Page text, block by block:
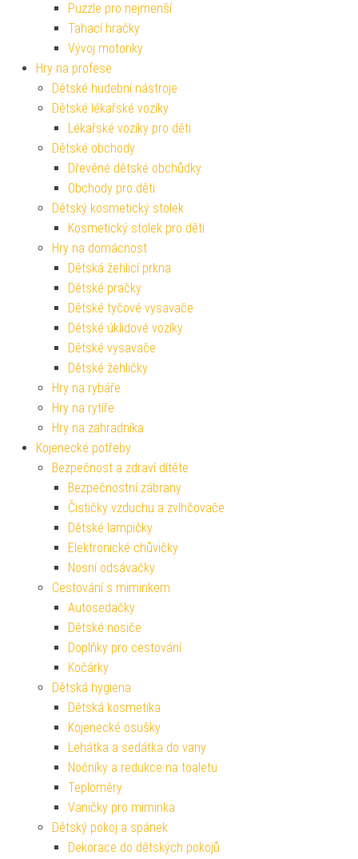
Puzzle pro nejmenší
Tahací hračky
Vývoj motoriky
Hry na profese
Dětské hudební nástroje
Dětské lékařské vozíky
Lékařské vozíky pro děti
Dětské obchody
Dřevěné dětské obchůdky
Obchody pro děti
Dětský kosmetický stolek
Kosmetický stolek pro děti
Hry na domácnost
Dětská žehlicí prkna
Dětské pračky
Dětské tyčové vysavače
Dětské úklidové vozíky
Dětské vysavače
Dětské žehličky
Hry na rybáře
Hry na rytíře
Hry na zahradníka
Kojenecké potřeby
Bezpečnost a zdraví dítěte
Bezpečnostní zábrany
Čističky vzduchu a zvlhčovače
Dětské lampičky
Elektronické chůvičky
Nosní odsávačky
Cestování s miminkem
Autosedačky
Dětské nosiče
Doplňky pro cestování
Kočárky
Dětská hygiena
Dětská kosmetika
Kojenecké osušky
Lehátka a sedátka do vany
Nočníky a redukce na toaletu
Teploměry
Vaničky pro miminka
Dětský pokoj a spánek
Dekorace do dětských pokojů